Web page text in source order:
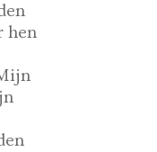
hen